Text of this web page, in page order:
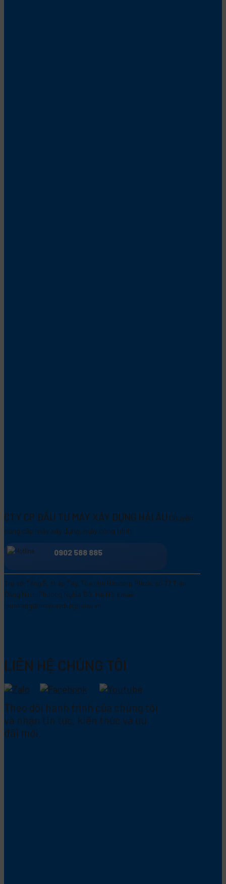
CTY CP ĐẦU TƯ MÁY XÂY DỰNG HẢI ÂU Chuyên
cung cấp máy xây dựng, máy công trình
0902 588 885
Trụ sở:Tầng 5, tháp Tây, Tòa nhà Hancorp Plaza, số 72 Trần
Đăng Ninh, Phường Nghĩa Đô, Hà Nội Email:
muahang@mayxaydunghaiau.vn
LIÊN HỆ CHÚNG TÔI
Theo dõi hành trình của chúng tôi
và nhận tin tức, kiến thức và ưu
đãi mới.